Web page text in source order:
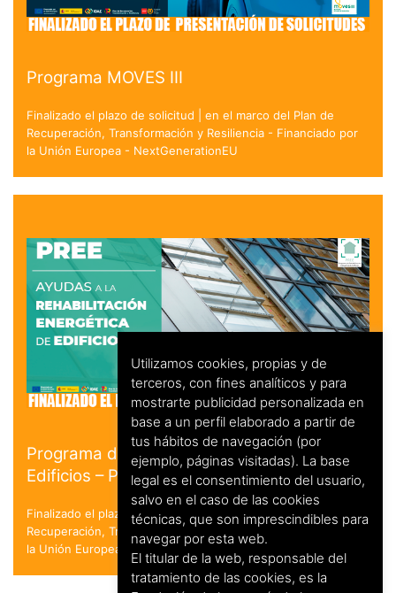
Programa MOVES III
Finalizado el plazo de solicitud | en el marco del Plan de
Recuperación, Transformación y Resiliencia - Financiado por
la Unión Europea - NextGenerationEU
Programa de Rehabilitación Energética de
Edificios – PREE
Finalizado el plazo de solicitud. en el marco del Plan de
Recuperación, Transformación y Resiliencia - Financiado por
la Unión Europea - NextGenerationEU
Utilizamos cookies, propias y de
terceros, con fines analíticos y para
mostrarte publicidad personalizada en
base a un perfil elaborado a partir de
tus hábitos de navegación (por
ejemplo, páginas visitadas). La base
legal es el consentimiento del usuario,
salvo en el caso de las cookies
técnicas, que son imprescindibles para
navegar por esta web.
El titular de la web, responsable del
tratamiento de las cookies, es la